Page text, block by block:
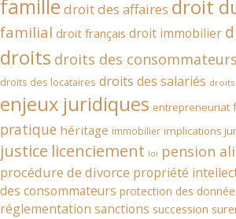
famille droit des affaires droit
familial droit français droit immobilier
droits droits des consommateurs
droits des locataires droits des salariés droits
enjeux juridiques entrepreneuriat
pratique héritage immobilier implications
justice licenciement loi pension
procédure de divorce propriété
des consommateurs protection des
réglementation sanctions succession